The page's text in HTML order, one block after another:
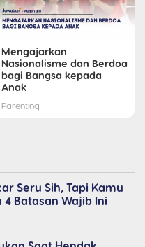
Mengajarkan
Nasionalisme dan Berdoa
bagi Bangsa kepada
Anak
Parenting
Seru Sih, Tapi Kamu
4 Batasan Wajib Ini